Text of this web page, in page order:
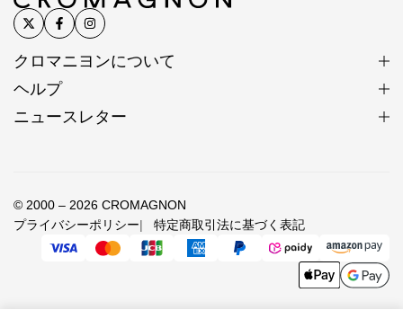
クロマニヨンについて
ヘルプ
ニュースレター
© 2000 – 2026 CROMAGNON
プライバシーポリシー
特定商取引法に基づく表記